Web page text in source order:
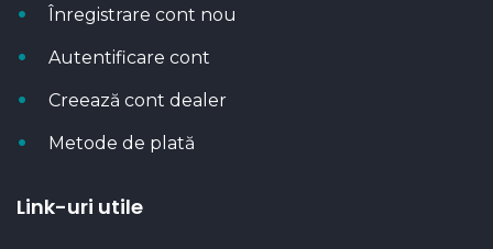
Înregistrare cont nou
Autentificare cont
Creează cont dealer
Metode de plată
Link-uri utile